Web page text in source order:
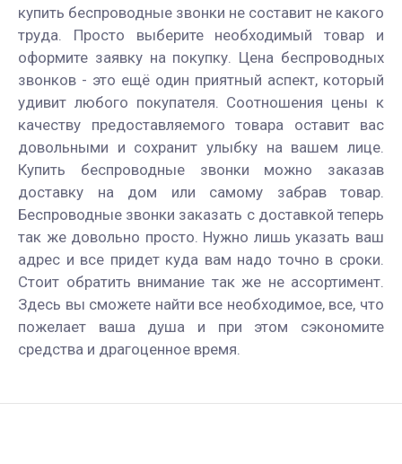
купить беспроводные звонки не составит не какого
труда. Просто выберите необходимый товар и
оформите заявку на покупку. Цена беспроводных
звонков - это ещё один приятный аспект, который
удивит любого покупателя. Соотношения цены к
качеству предоставляемого товара оставит вас
довольными и сохранит улыбку на вашем лице.
Купить беспроводные звонки можно заказав
доставку на дом или самому забрав товар.
Беспроводные звонки заказать с доставкой теперь
так же довольно просто. Нужно лишь указать ваш
адрес и все придет куда вам надо точно в сроки.
Стоит обратить внимание так же не ассортимент.
Здесь вы сможете найти все необходимое, все, что
пожелает ваша душа и при этом сэкономите
средства и драгоценное время.